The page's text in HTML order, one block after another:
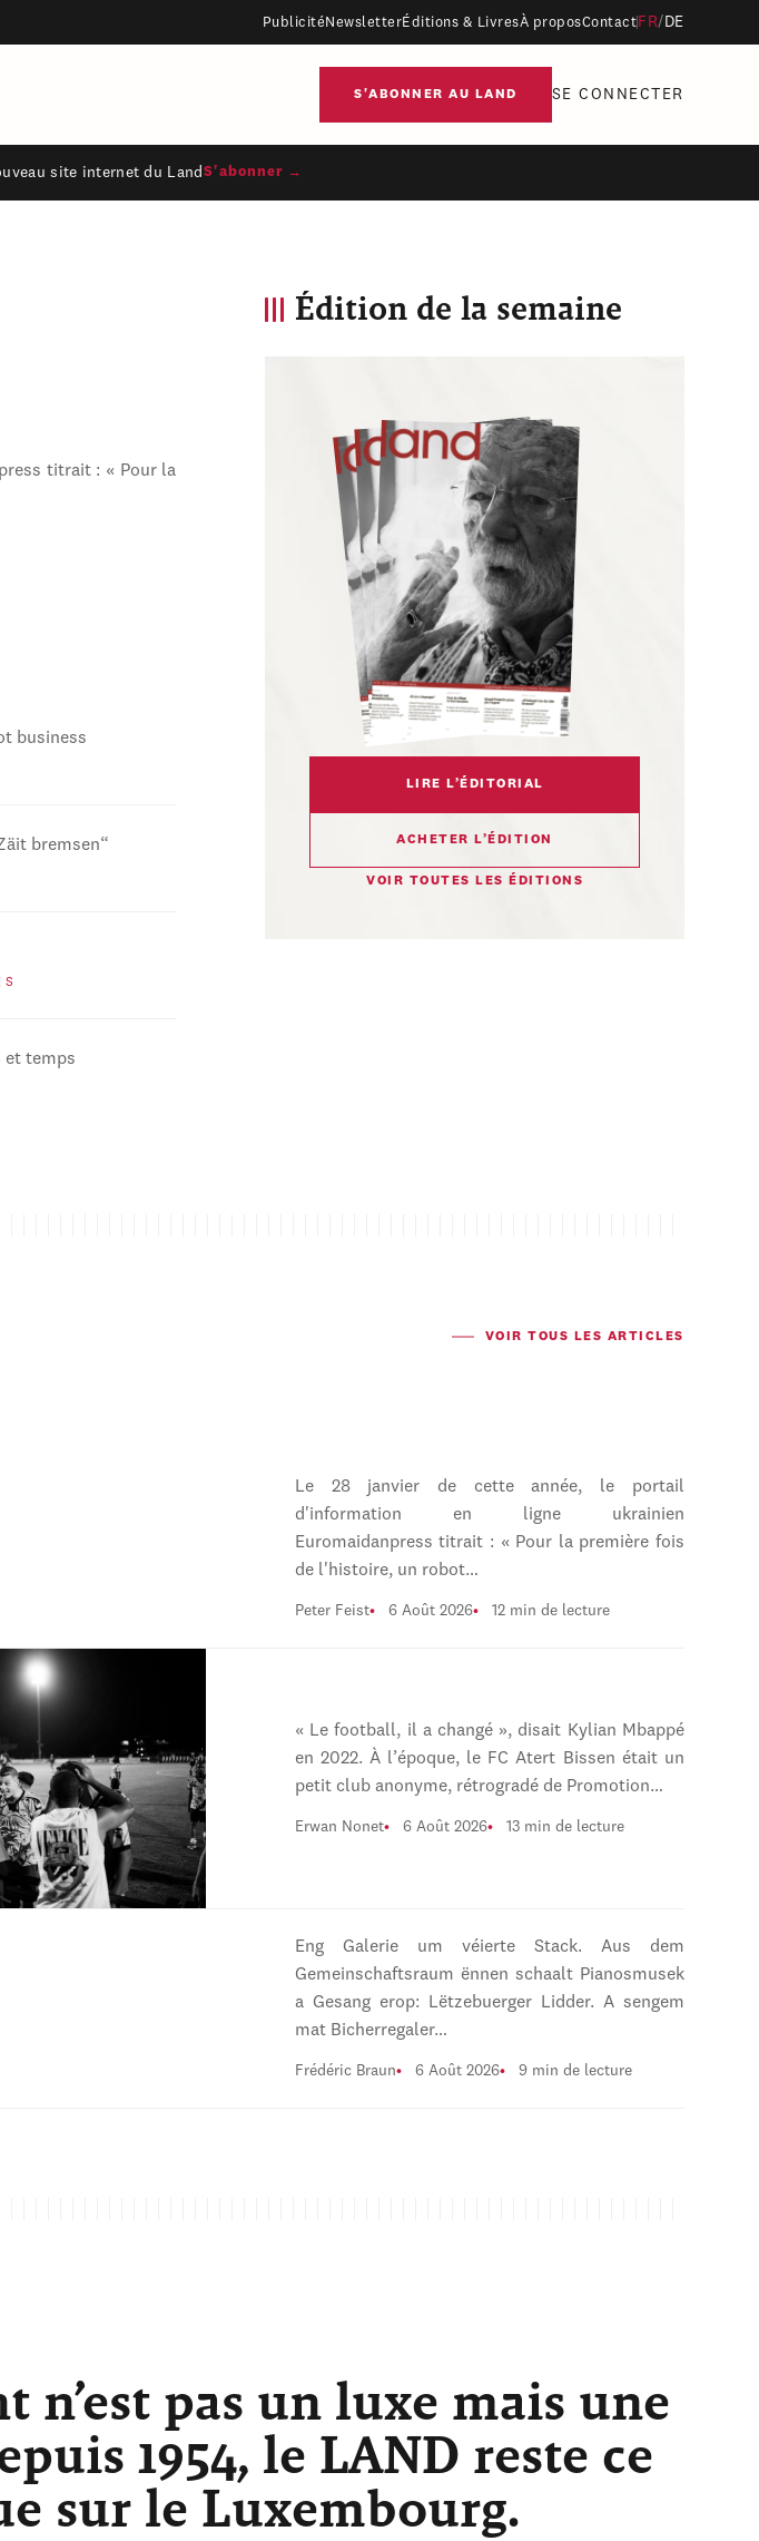
Publicité NewsletterÉditions & LivresÀ proposContact FR/ DE
S'ABONNER AU LAND SE CONNECTER
site internet du Land S'abonner →
titrait : « Pour la
business
bremsen“
et temps
Édition de la semaine
LIRE L’ÉDITORIAL
ACHETER L’ÉDITION
VOIR TOUTES LES ÉDITIONS
VOIR TOUS LES ARTICLES
Le 28 janvier de cette année, le portail
d'information en ligne ukrainien
Euromaidanpress titrait : « Pour la première fois
de l'histoire, un robot…
Peter Feist 6 Août 2026 12 min de lecture
« Le football, il a changé », disait Kylian Mbappé
en 2022. À l’époque, le FC Atert Bissen était un
petit club anonyme, rétrogradé de Promotion…
Erwan Nonet 6 Août 2026 13 min de lecture
Eng Galerie um véierte Stack. Aus dem
Gemeinschaftsraum ënnen schaalt Pianosmusek
a Gesang erop: Lëtzebuerger Lidder. A sengem
mat Bicherregaler…
Frédéric Braun 6 Août 2026 9 min de lecture
pas un luxe mais une
1954, le LAND reste ce
sur le Luxembourg.